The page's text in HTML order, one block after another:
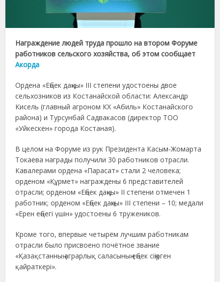
Награждение людей труда прошло на втором Форуме
работников сельского хозяйства, об этом сообщает
Акорда
Ордена «Еңбек даңқы» III степени удостоены двое
сельхозников из Костанайской области: Александр
Кисель (главный агроном КХ «Абиль» Костанайского
района) и Турсунбай Садвакасов (директор ТОО
«Уйкескен» города Костаная).
В целом на Форуме из рук Президента Касым-Жомарта
Токаева награды получили 30 работников отрасли.
Кавалерами ордена «Парасат» стали 2 человека;
орденом «Құрмет» награждены 6 представителей
отрасли; орденом «Еңбек даңқы» II степени отмечен 1
работник; орденом «Еңбек даңкы» III степени – 10; медали
«Ерен еңбегі үшін» удостоены 6 тружеников.
Кроме того, впервые четырём лучшим работникам
отрасли было присвоено почётное звание
«Қазақстанның аграрлық саласының еңбек сіңірген
қайраткері».